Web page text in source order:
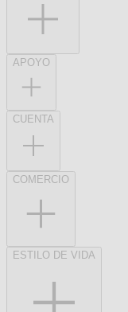
APOYO
CUENTA
COMERCIO
ESTILO DE VIDA